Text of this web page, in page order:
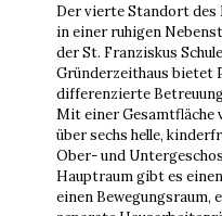
Der vierte Standort
in einer ruhigen
der St. Franziskus
Gründerzeithaus bietet
differenzierte
Mit einer Gesamtfläche
über sechs helle,
Ober- und
Hauptraum gibt es
einen Bewegungsraum,